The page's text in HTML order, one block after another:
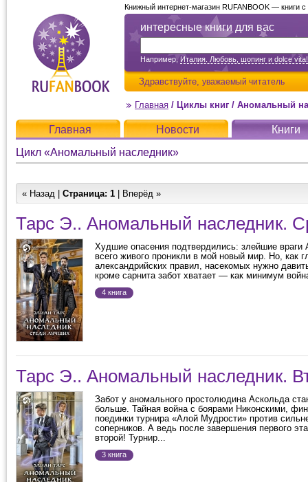
интересные книги для вас
Например,Италия. Любовь, шопинг и dolce vita!
Здравствуйте, уважаемый читатель
Книжный интернет-магазин RUFANBOOK — книги
Главная / Циклы книг / Аномальный
Главная Новости
Книги
Цикл «Аномальный наследник»
« Назад | Страница: 1 | Вперёд »
Тарс Э.. Аномальный наследник.
Худшие опасения подтвердились: злейшие враги
всего живого проникли в мой новый мир. Но, как
александрийских правил, насекомых нужно
кроме сарнита забот хватает — как минимум
4 книга
Тарс Э.. Аномальный наследник.
Забот у аномального простолюдина Аскольда
больше. Тайная война с боярами Никонскими,
поединки турнира «Алой Мудрости» против
соперников. А ведь после завершения первого
второй! Турнир...
3 книга